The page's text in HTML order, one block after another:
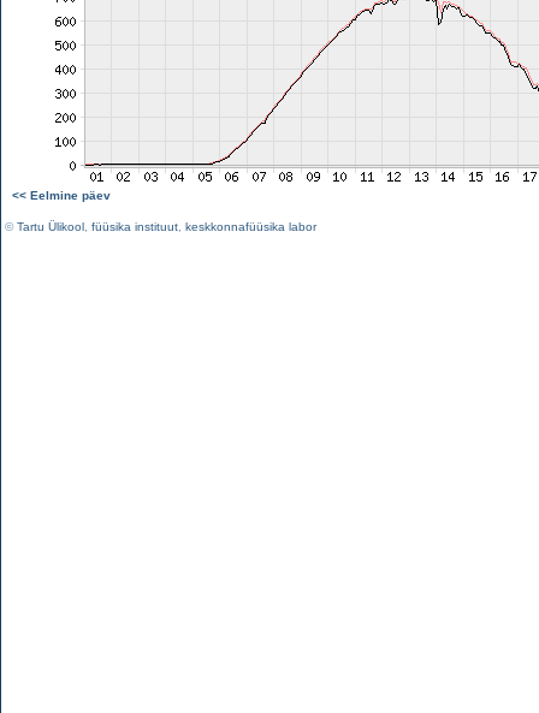
<< Eelmine päev
©Tartu Ülikool füüsika instituut keskkonnafüüsika labor